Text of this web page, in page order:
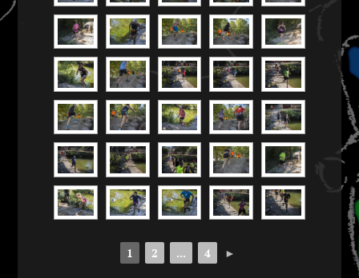
1 2 ... 4 ►